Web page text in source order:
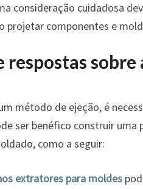
consideração cuidadosa
projetar componentes e
respostas
método de ejeção, é
ser benéfico construir uma
como a seguir:
extratores para moldes